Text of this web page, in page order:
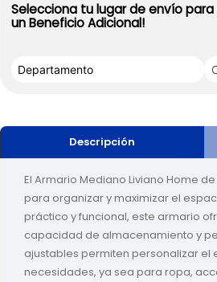
Selecciona tu lugar de envío
un Beneficio Adicional!
Descripción
El Armario Mediano Liviano Home
para organizar y maximizar el
práctico y funcional, este armario
capacidad de almacenamiento y
ajustables permiten personalizar el
necesidades, ya sea para ropa,